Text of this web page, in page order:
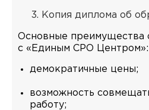
Копия диплома об
Основные преимущества
с «Единым СРО Центром»:
демократичные цены;
возможность
работу;